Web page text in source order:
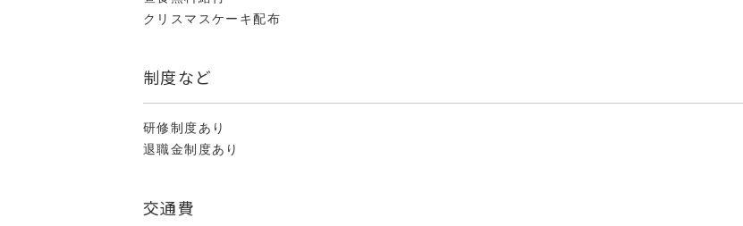
クリスマスケーキ配布
制度など
研修制度あり
退職金制度あり
交通費